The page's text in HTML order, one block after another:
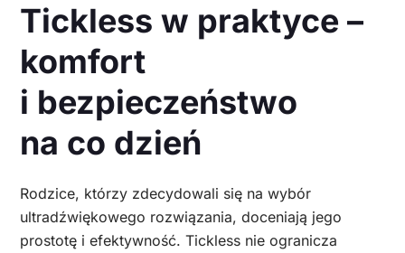
Tickless w praktyce –
komfort
i bezpieczeństwo
na co dzień
Rodzice, którzy zdecydowali się na wybór
ultradźwiękowego rozwiązania, doceniają jego
prostotę i efektywność. Tickless nie ogranicza